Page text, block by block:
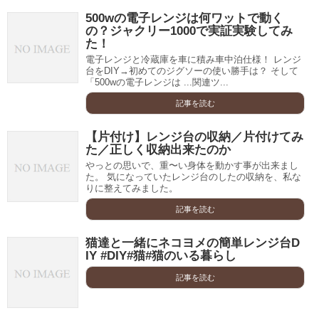
500wの電子レンジは何ワットで動く
の？ジャクリー1000で実証実験してみ
た！
電子レンジと冷蔵庫を車に積み車中泊仕様！ レンジ
台をDIY→初めてのジグソーの使い勝手は？ そして
「500wの電子レンジは ...関連ツ...
記事を読む
【片付け】レンジ台の収納／片付けてみ
た／正しく収納出来たのか
やっとの思いで、重〜い身体を動かす事が出来まし
た。 気になっていたレンジ台のしたの収納を、私な
りに整えてみました。
記事を読む
猫達と一緒にネコヨメの簡単レンジ台D
IY #DIY#猫#猫のいる暮らし
記事を読む